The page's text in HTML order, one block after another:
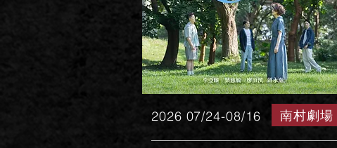
南村劇場
2026 07/24-08/16